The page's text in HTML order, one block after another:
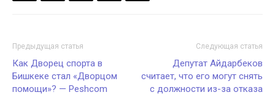
Предыдущая статья
Как Дворец спорта в
Бишкеке стал «Дворцом
помощи»? — Peshcom
Следующая статья
Депутат Айдарбеков
считает, что его могут снять
с должности из-за отказа